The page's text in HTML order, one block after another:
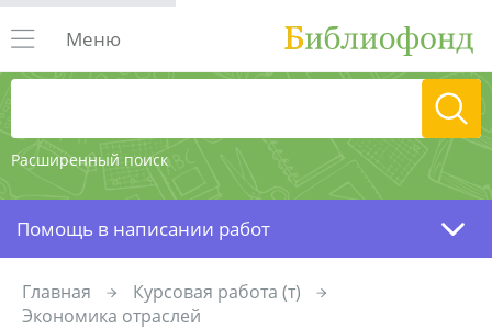
Расширенный поиск
Меню
Помощь в написании работ
Главная
Курсовая работа (т)
Экономика отраслей